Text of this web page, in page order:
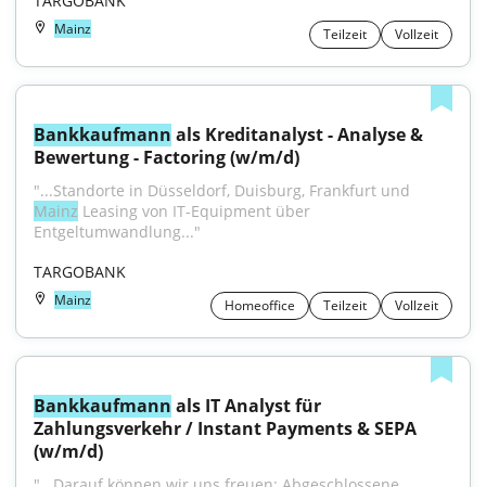
Mainz Teilzeit Vollzeit
Bankkaufmann als Kreditanalyst - Analyse &
Bewertung - Factoring (w/m/d)
Mainz Leasing von IT-Equipment über
Entgeltumwandlung..."
TARGOBANK
Mainz Homeoffice Teilzeit Vollzeit
Bankkaufmann als IT Analyst für
Zahlungsverkehr / Instant Payments & SEPA
(w/m/d)